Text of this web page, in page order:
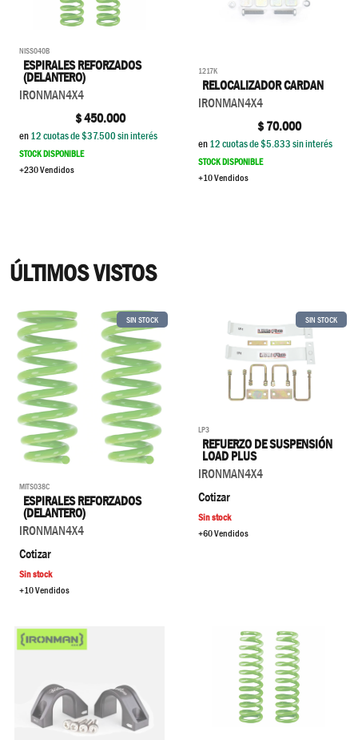
NISS040B
ESPIRALES REFORZADOS
(DELANTERO)
IRONMAN4X4
$450.000
en12cuotas de $37.500sin interés
STOCK DISPONIBLE
+230 Vendidos
1217K
RELOCALIZADOR CARDAN
IRONMAN4X4
$70.000
en12cuotas de $5.833sin interés
STOCK DISPONIBLE
+10 Vendidos
ÚLTIMOS VISTOS
SIN STOCK
MITS038C
ESPIRALES REFORZADOS
(DELANTERO)
IRONMAN4X4
Cotizar
Sin stock
+10 Vendidos
SIN STOCK
LP3
REFUERZO DE SUSPENSIÓN
LOAD PLUS
IRONMAN4X4
Cotizar
Sin stock
+60 Vendidos